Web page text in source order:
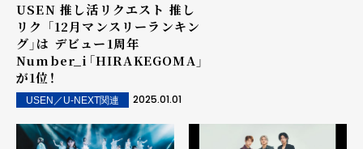
USEN 推し活リクエスト 推し
リク 「12月マンスリーランキン
グ」は デビュー1周年
Number_i「HIRAKEGOMA」
が1位！
USEN／U-NEXT関連 2025.01.01